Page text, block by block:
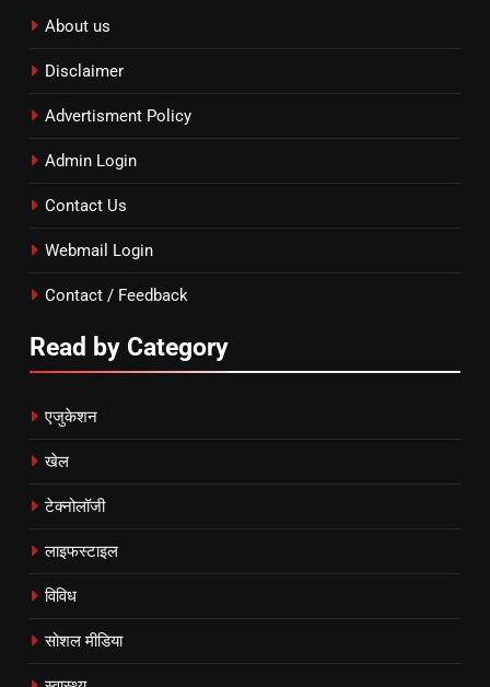
About us
Disclaimer
Advertisment Policy
Admin Login
Contact Us
Webmail Login
Contact / Feedback
Read by Category
एजुकेशन
खेल
टेक्नोलॉजी
लाइफस्टाइल
विविध
सोशल मीडिया